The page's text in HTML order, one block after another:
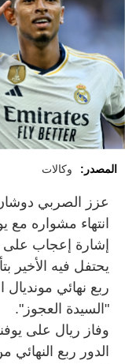
المصدر: وكالات
عزز الصربي
انتهاء مشواره مع
إشارة إعجاب على
يحتفل فيه الأخير
ربع نهائي
"السيدة العجوز".
الدور ربع النهائي